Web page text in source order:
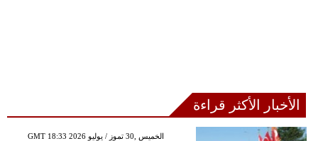
الأخبار الأكثر قراءة
GMT 18:33 2026 الخميس ,30 تموز / يوليو